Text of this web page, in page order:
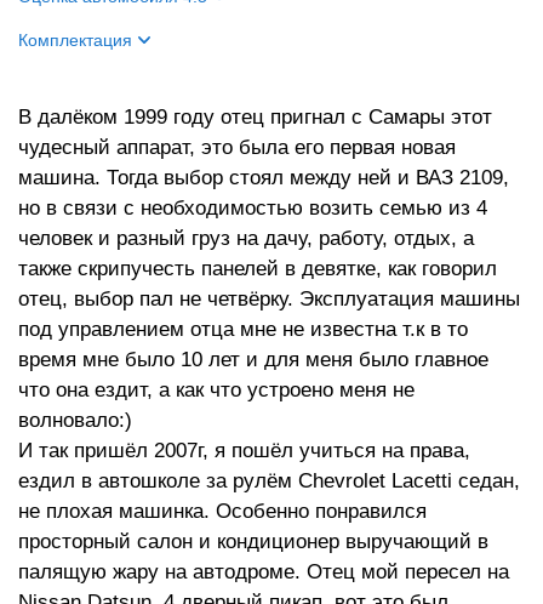
Внешний вид
Двигатель
5
Ходовые качества
5
Комплектация
Цвет салона
Чёрный
В далёком 1999 году отец пригнал с Самары этот
чудесный аппарат, это была его первая новая
машина. Тогда выбор стоял между ней и ВАЗ 2109,
но в связи с необходимостью возить семью из 4
человек и разный груз на дачу, работу, отдых, а
также скрипучесть панелей в девятке, как говорил
отец, выбор пал не четвёрку. Эксплуатация машины
под управлением отца мне не известна т.к в то
время мне было 10 лет и для меня было главное
что она ездит, а как что устроено меня не
волновало:)
И так пришёл 2007г, я пошёл учиться на права,
ездил в автошколе за рулём Chevrolet Lacetti седан,
не плохая машинка. Особенно понравился
просторный салон и кондиционер выручающий в
палящую жару на автодроме. Отец мой пересел на